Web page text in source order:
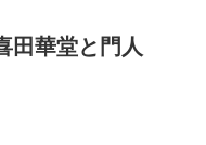
田華堂と門人